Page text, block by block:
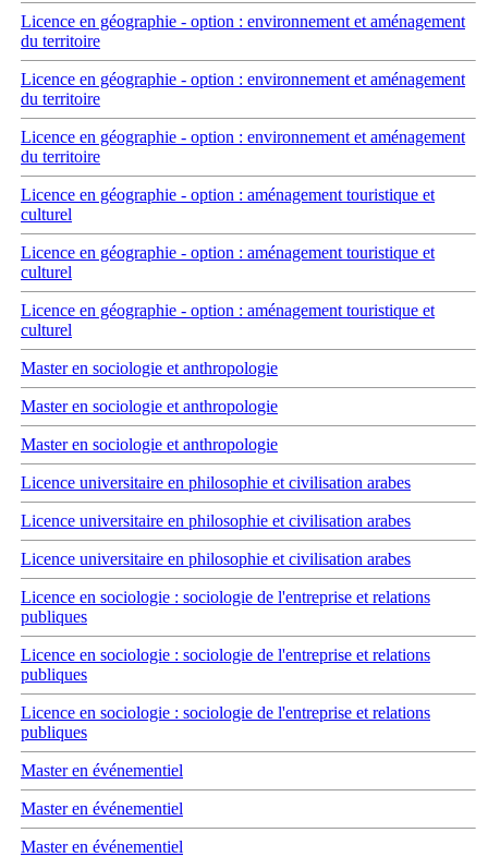
Licence en géographie - option : environnement et aménagement
du territoire
Licence en géographie - option : environnement et aménagement
du territoire
Licence en géographie - option : environnement et aménagement
du territoire
Licence en géographie - option : aménagement touristique et
culturel
Licence en géographie - option : aménagement touristique et
culturel
Licence en géographie - option : aménagement touristique et
culturel
Master en sociologie et anthropologie
Master en sociologie et anthropologie
Master en sociologie et anthropologie
Licence universitaire en philosophie et civilisation arabes
Licence universitaire en philosophie et civilisation arabes
Licence universitaire en philosophie et civilisation arabes
Licence en sociologie : sociologie de l'entreprise et relations
publiques
Licence en sociologie : sociologie de l'entreprise et relations
publiques
Licence en sociologie : sociologie de l'entreprise et relations
publiques
Master en événementiel
Master en événementiel
Master en événementiel